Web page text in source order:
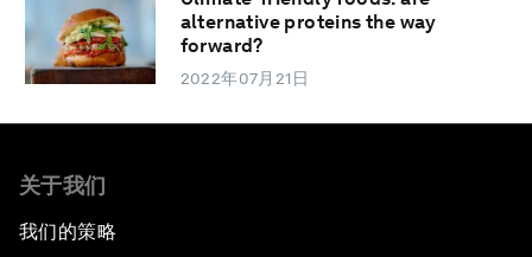
alternative proteins the way
forward?
2022年07月21日
关于我们
我们的策略